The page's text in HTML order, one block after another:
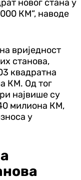
новог стана у
КМ“, наводе
вриједност
станова,
квадратна
КМ. Од тог
највише су
милиона КМ,
у